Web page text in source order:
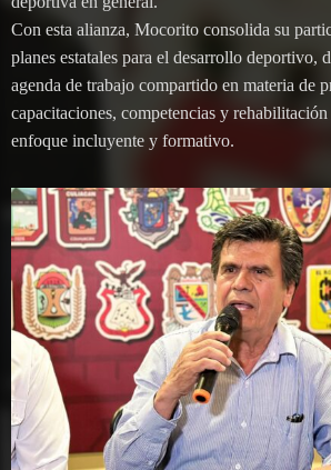
Con esta alianza, Mocorito consolida su
planes estatales para el desarrollo deportivo,
agenda de trabajo compartido en materia de
capacitaciones, competencias y
enfoque incluyente y formativo.